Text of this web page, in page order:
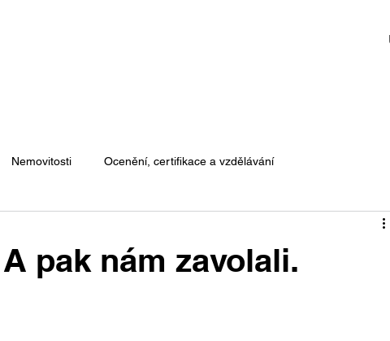
Nemovitosti Ocenění, certifikace a vzdělávání
pak nám zavolali.